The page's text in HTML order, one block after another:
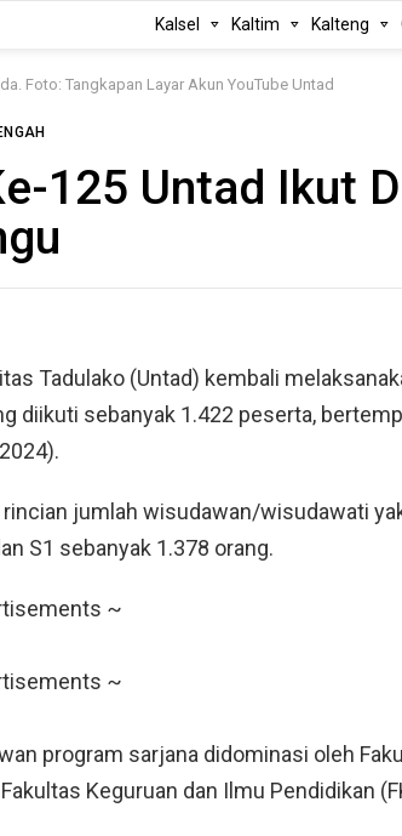
Kalsel Kaltim Kalteng
Foto: Tangkapan Layar Akun YouTube Untad
125 Untad Ikut
Tadulako (Untad) kembali
diikuti sebanyak 1.422 peserta,
rincian jumlah wisudawan/wisudawati
S1 sebanyak 1.378 orang.
~
~
program sarjana didominasi oleh
Keguruan dan Ilmu Pendidikan